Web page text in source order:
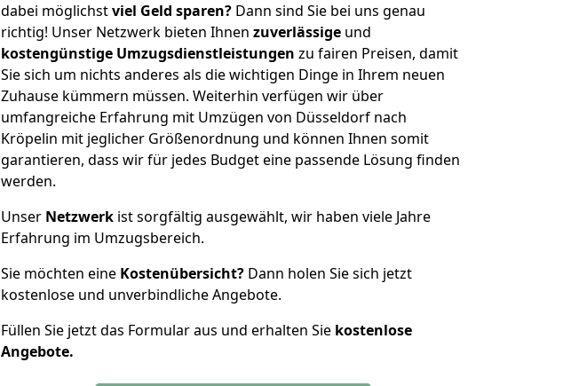
dabei möglichstviel Geld sparen? Dann sind Sie bei uns genau
richtig! Unser Netzwerk bieten Ihnen zuverlässige und
kostengünstige Umzugsdienstleistungen zu fairen Preisen, damit
Sie sich um nichts anderes als die wichtigen Dinge in Ihrem neuen
Zuhause kümmern müssen. Weiterhin verfügen wir über
umfangreiche Erfahrung mit Umzügen von Düsseldorf nach
Kröpelin mit jeglicher Größenordnung und können Ihnen somit
garantieren, dass wir für jedes Budget eine passende Lösung finden
werden.
Unser Netzwerk ist sorgfältig ausgewählt, wir haben viele Jahre
Erfahrung im Umzugsbereich.
Sie möchten eine Kostenübersicht? Dann holen Sie sich jetzt
kostenlose und unverbindliche Angebote.
Füllen Sie jetzt das Formular aus und erhalten Sie kostenlose
Angebote.